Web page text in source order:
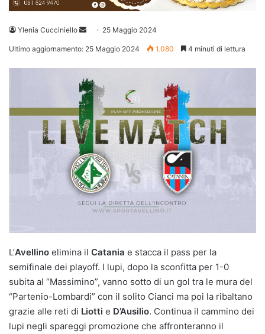
Ylenia Cucciniello
Invia 25 Maggio 2024
Ultimo aggiornamento: 25 Maggio 2024 1.080 4 minuti di lettura
L’Avellino elimina il Catania e stacca il pass per la
semifinale dei playoff. I lupi, dopo la sconfitta per 1-0
subita al “Massimino”, vanno sotto di un gol tra le mura del
“Partenio-Lombardi” con il solito Cianci ma poi la ribaltano
grazie alle reti di Liotti e D’Ausilio. Continua il cammino dei
lupi negli spareggi promozione che affronteranno il